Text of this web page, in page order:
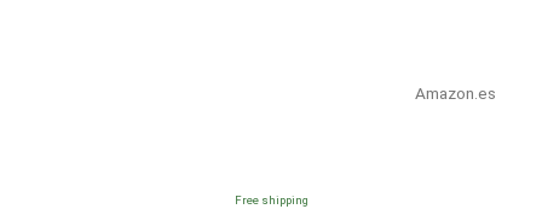
Amazon.es
Free shipping